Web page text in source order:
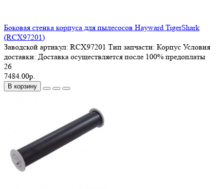
Боковая стенка корпуса для пылесосов Hayward TigerShark
(RCX97201)
Заводской артикул: RCX97201 Тип запчасти: Корпус Условия
доставки: Доставка осуществляется после 100% предоплаты
26
7484.00р.
В корзину